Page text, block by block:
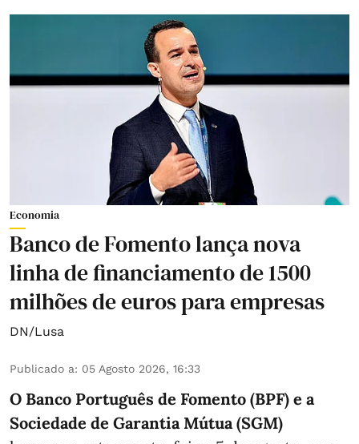
Economia
Banco de Fomento lança nova
linha de financiamento de 1500
milhões de euros para empresas
DN/Lusa
Publicado a: 05 Agosto 2026, 16:33
O Banco Português de Fomento (BPF) e a
Sociedade de Garantia Mútua (SGM)